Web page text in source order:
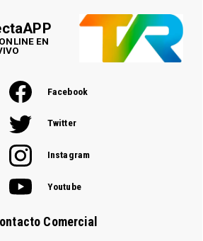
Facebook
Twitter
Instagram
Youtube
Comercial
EN